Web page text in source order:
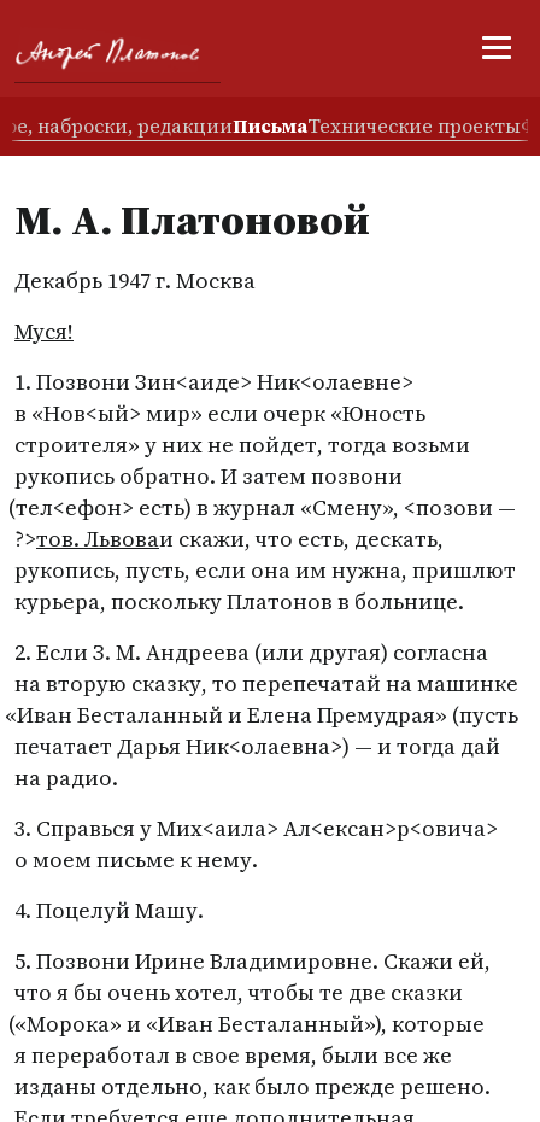
наброски, редакцииПисьмаТехнические проекты
М. А. Платоновой
Декабрь 1947 г. Москва
Муся!
1. Позвони Зин<аиде> Ник<олаевне>
в «Нов<ый> мир» если очерк «Юность
строителя» у них не пойдет, тогда возьми
рукопись обратно. И затем позвони
(тел<ефон> есть) в журнал «Смену», <позови —
?>тов. Львоваи скажи, что есть, дескать,
рукопись, пусть, если она им нужна, пришлют
курьера, поскольку Платонов в больнице.
2. Если З. М. Андреева (или другая) согласна
на вторую сказку, то перепечатай на машинке
«Иван Бесталанный и Елена Премудрая» (пусть
печатает Дарья Ник<олаевна>) — и тогда дай
на радио.
3. Справься у Мих<аила> Ал<ексан>р<овича>
о моем письме к нему.
4. Поцелуй Машу.
5. Позвони Ирине Владимировне. Скажи ей,
что я бы очень хотел, чтобы те две сказки
(«Морока» и «Иван Бесталанный»), которые
я переработал в свое время, были все же
изданы отдельно, как было прежде решено.